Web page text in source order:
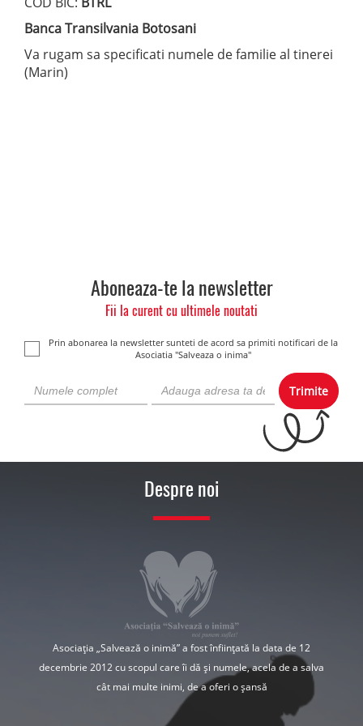
Banca Transilvania Botosani
Va rugam sa specificati numele de familie al tinerei
(Marin)
Aboneaza-te la newsletter
Fii la curent cu ultimele noutati
Prin abonarea la newsletter sunteti de acord sa primiti notificari de la
Asociatia "Salveaza o inima"
Trimite
Despre noi
Asociația „Salvează o inimă” a fost înființată la data de 12
decembrie 2012 cu scopul care îi dă și numele, acela de a salva
cât mai multe inimi, de a oferi o șansă